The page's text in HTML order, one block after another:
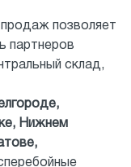
позволяет
партнеров
склад,
Нижнем